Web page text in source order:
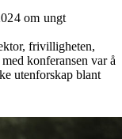
om ungt
frivilligheten,
konferansen var å
utenforskap blant